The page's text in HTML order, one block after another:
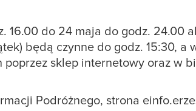
do 24 maja do godz. 24.00
będą czynne do godz. 15:30, a
sklep internetowy oraz w
Podróżnego, strona